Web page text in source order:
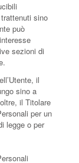
sino
può
sezioni di
il
sino a
il Titolare
per un
legge o per